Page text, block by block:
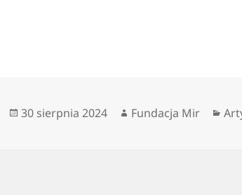
Data
30 sierpnia 2024 Autor
Fundacja Mir